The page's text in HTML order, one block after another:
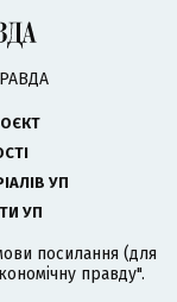
УП
УП
посилання (для
правду".